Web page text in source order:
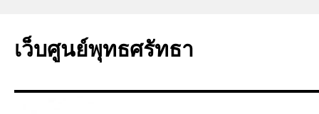
ยัง
เว็บศูนย์พุทธศรัทธา